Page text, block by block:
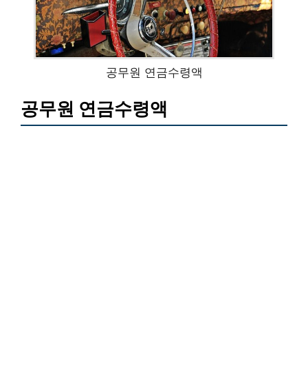
공무원 연금수령액
공무원 연금수령액